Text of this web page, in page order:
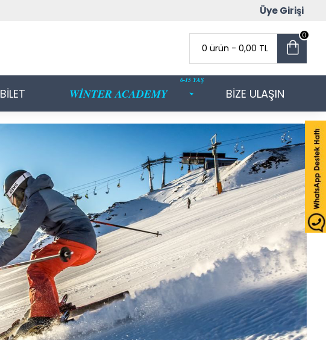
Üye Girişi
0 ürün - 0,00 TL
0
BİLET WİNTER ACADEMY
6-15 YAŞ
BİZE ULAŞIN